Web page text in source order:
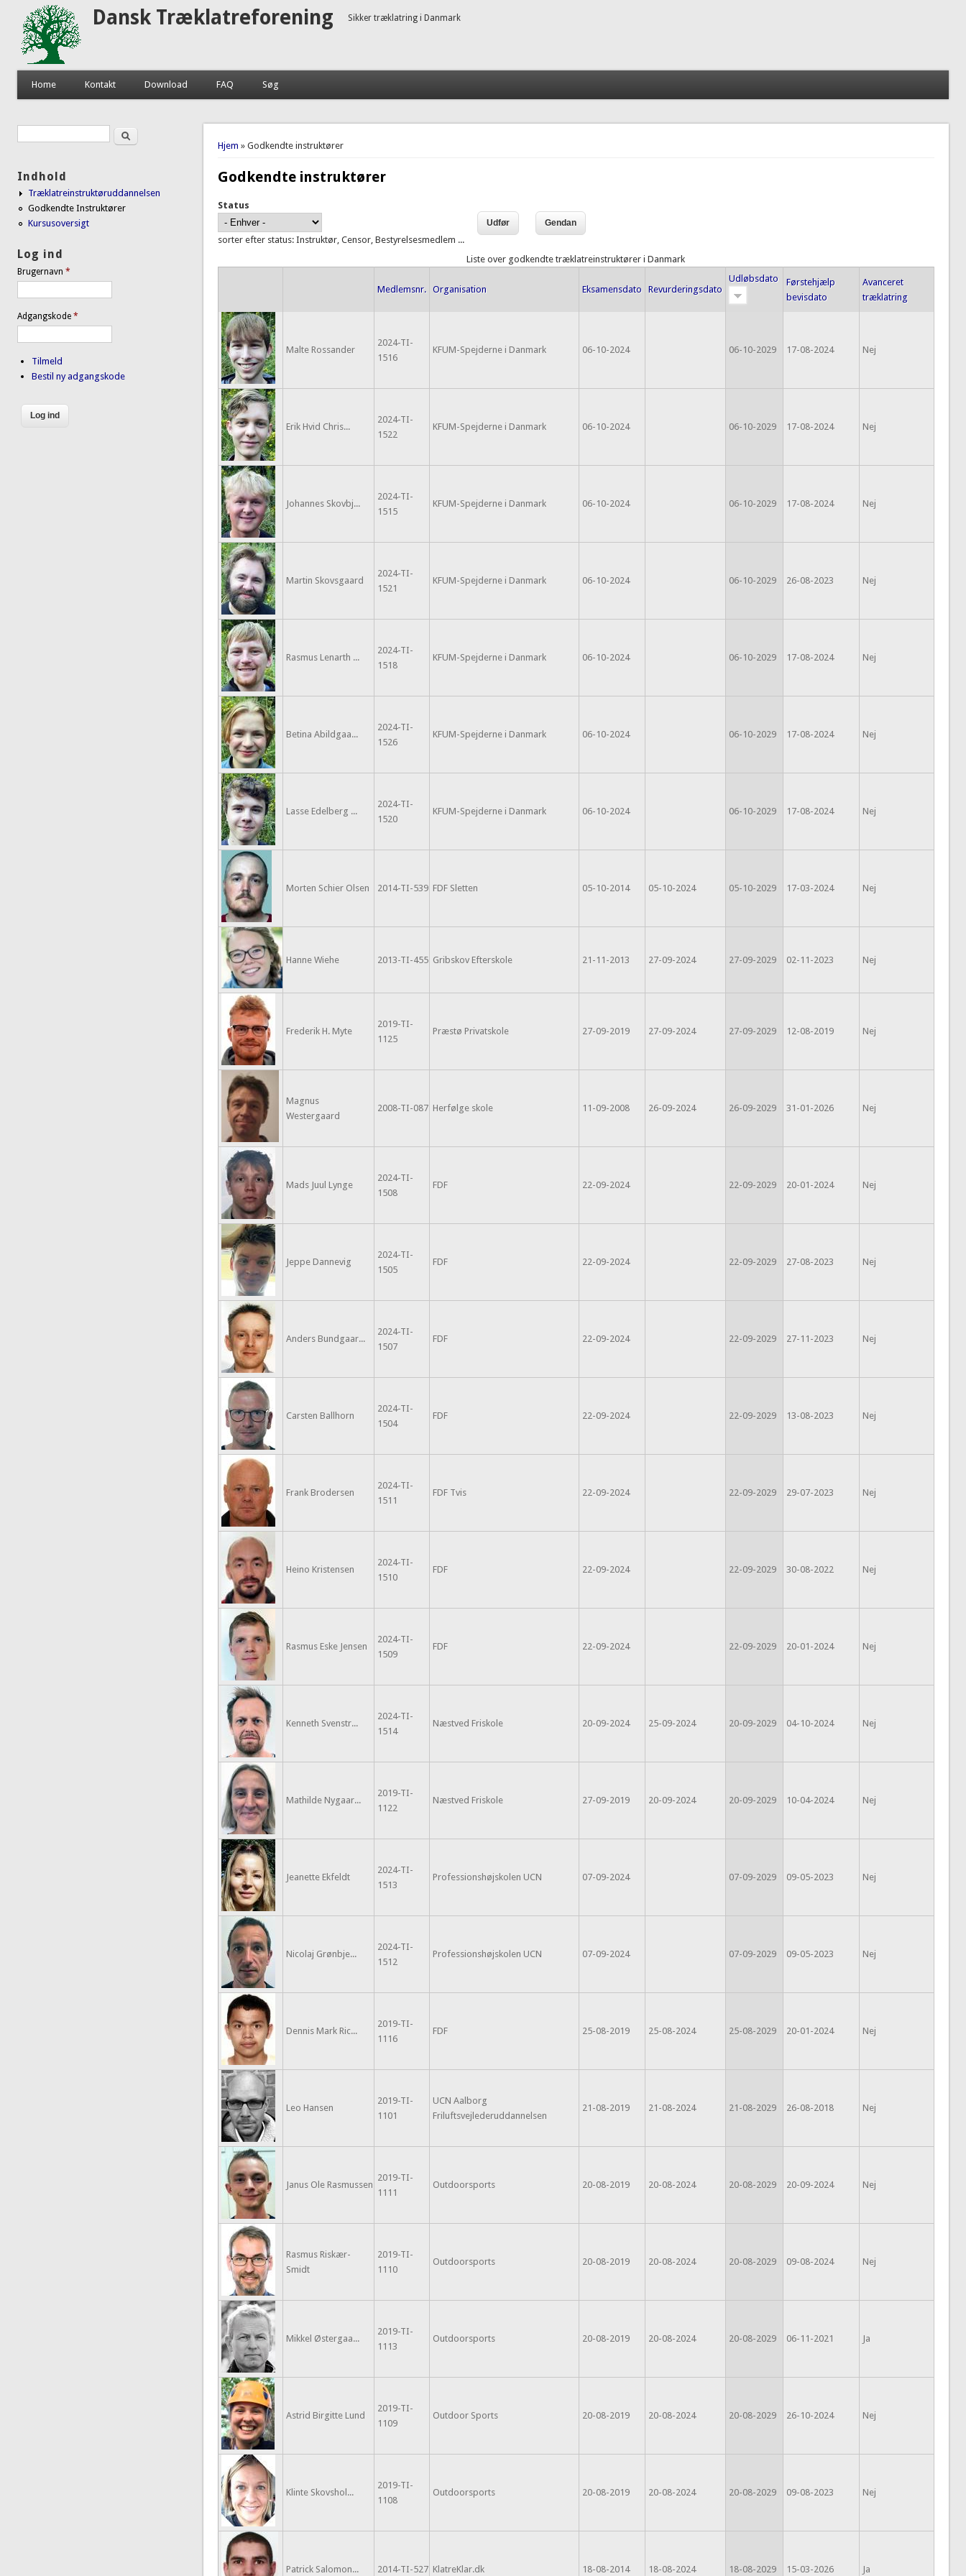
Dansk Træklatreforening Sikker træklatring i Danmark
Home Kontakt Download FAQ Søg
Du er her
Hjem » Godkendte instruktører
Godkendte instruktører
Status
sorter efter status: Instruktør, Censor, Bestyrelsesmedlem ...
Liste over godkendte træklatreinstruktører i Danmark
Medlemsnr. Organisation Eksamensdato Revurderingsdato
Udløbsdato
Førstehjælp
bevisdato
Avanceret
træklatring
Malte Rossander
2024-TI-
1516
KFUM-Spejderne i Danmark 06-10-2024 06-10-2029 17-08-2024 Nej
Erik Hvid Chris...
2024-TI-
1522
KFUM-Spejderne i Danmark 06-10-2024 06-10-2029 17-08-2024 Nej
Johannes Skovbj...
2024-TI-
1515
KFUM-Spejderne i Danmark 06-10-2024 06-10-2029 17-08-2024 Nej
Martin Skovsgaard
2024-TI-
1521
KFUM-Spejderne i Danmark 06-10-2024 06-10-2029 26-08-2023 Nej
Rasmus Lenarth ...
2024-TI-
1518
KFUM-Spejderne i Danmark 06-10-2024 06-10-2029 17-08-2024 Nej
Betina Abildgaa...
2024-TI-
1526
KFUM-Spejderne i Danmark 06-10-2024 06-10-2029 17-08-2024 Nej
Lasse Edelberg ...
2024-TI-
1520
KFUM-Spejderne i Danmark 06-10-2024 06-10-2029 17-08-2024 Nej
Morten Schier Olsen 2014-TI-539 FDF Sletten 05-10-2014 05-10-2024 05-10-2029 17-03-2024 Nej
Hanne Wiehe 2013-TI-455 Gribskov Efterskole 21-11-2013 27-09-2024 27-09-2029 02-11-2023 Nej
Frederik H. Myte
2019-TI-
1125
Præstø Privatskole 27-09-2019 27-09-2024 27-09-2029 12-08-2019 Nej
Magnus
Westergaard
2008-TI-087 Herfølge skole 11-09-2008 26-09-2024 26-09-2029 31-01-2026 Nej
Mads Juul Lynge
2024-TI-
1508
FDF 22-09-2024 22-09-2029 20-01-2024 Nej
Jeppe Dannevig
2024-TI-
1505
FDF 22-09-2024 22-09-2029 27-08-2023 Nej
Anders Bundgaar...
2024-TI-
1507
FDF 22-09-2024 22-09-2029 27-11-2023 Nej
Carsten Ballhorn
2024-TI-
1504
FDF 22-09-2024 22-09-2029 13-08-2023 Nej
Frank Brodersen
2024-TI-
1511
FDF Tvis 22-09-2024 22-09-2029 29-07-2023 Nej
Heino Kristensen
2024-TI-
1510
FDF 22-09-2024 22-09-2029 30-08-2022 Nej
Rasmus Eske Jensen
2024-TI-
1509
FDF 22-09-2024 22-09-2029 20-01-2024 Nej
Kenneth Svenstr...
2024-TI-
1514
Næstved Friskole 20-09-2024 25-09-2024 20-09-2029 04-10-2024 Nej
Mathilde Nygaar...
2019-TI-
1122
Næstved Friskole 27-09-2019 20-09-2024 20-09-2029 10-04-2024 Nej
Jeanette Ekfeldt
2024-TI-
1513
Professionshøjskolen UCN 07-09-2024 07-09-2029 09-05-2023 Nej
Nicolaj Grønbje...
2024-TI-
1512
Professionshøjskolen UCN 07-09-2024 07-09-2029 09-05-2023 Nej
Dennis Mark Ric...
2019-TI-
1116
FDF 25-08-2019 25-08-2024 25-08-2029 20-01-2024 Nej
Leo Hansen
2019-TI-
1101
UCN Aalborg
Friluftsvejlederuddannelsen
21-08-2019 21-08-2024 21-08-2029 26-08-2018 Nej
Janus Ole Rasmussen
2019-TI-
1111
Outdoorsports 20-08-2019 20-08-2024 20-08-2029 20-09-2024 Nej
Rasmus Riskær-
Smidt
2019-TI-
1110
Outdoorsports 20-08-2019 20-08-2024 20-08-2029 09-08-2024 Nej
Mikkel Østergaa...
2019-TI-
1113
Outdoorsports 20-08-2019 20-08-2024 20-08-2029 06-11-2021 Ja
Astrid Birgitte Lund
2019-TI-
1109
Outdoor Sports 20-08-2019 20-08-2024 20-08-2029 26-10-2024 Nej
Klinte Skovshol...
2019-TI-
1108
Outdoorsports 20-08-2019 20-08-2024 20-08-2029 09-08-2023 Nej
Patrick Salomon... 2014-TI-527 KlatreKlar.dk 18-08-2014 18-08-2024 18-08-2029 15-03-2026 Ja
Søgefelt Søg
Indhold
Træklatreinstruktøruddannelsen
Godkendte Instruktører
Kursusoversigt
Log ind
Brugernavn *
Adgangskode *
Tilmeld
Bestil ny adgangskode